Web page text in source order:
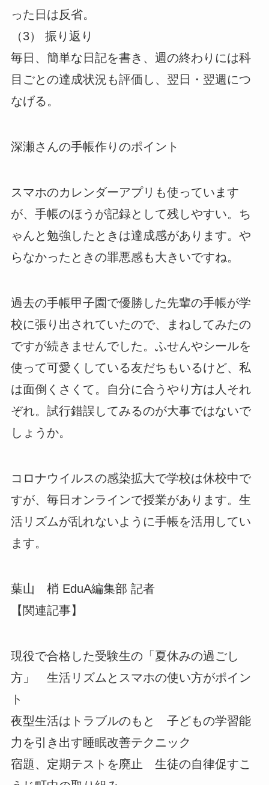
った日は反省。
（3） 振り返り
毎日、簡単な日記を書き、週の終わりには科
目ごとの達成状況も評価し、翌日・翌週につ
なげる。
深瀬さんの手帳作りのポイント
スマホのカレンダーアプリも使っています
が、手帳のほうが記録として残しやすい。ち
ゃんと勉強したときは達成感があります。や
らなかったときの罪悪感も大きいですね。
過去の手帳甲子園で優勝した先輩の手帳が学
校に張り出されていたので、まねしてみたの
ですが続きませんでした。ふせんやシールを
使って可愛くしている友だちもいるけど、私
は面倒くさくて。自分に合うやり方は人それ
ぞれ。試行錯誤してみるのが大事ではないで
しょうか。
コロナウイルスの感染拡大で学校は休校中で
すが、毎日オンラインで授業があります。生
活リズムが乱れないように手帳を活用してい
ます。
葉山 梢 EduA編集部 記者
【関連記事】
現役で合格した受験生の「夏休みの過ごし
方」 生活リズムとスマホの使い方がポイン
ト
夜型生活はトラブルのもと 子どもの学習能
力を引き出す睡眠改善テクニック
宿題、定期テストを廃止 生徒の自律促すこ